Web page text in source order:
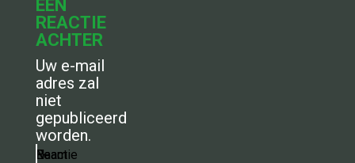
EEN
REACTIE
ACHTER
Uw e-mail
adres zal
niet
gepubliceerd
worden.
Reactie
Naam
E-